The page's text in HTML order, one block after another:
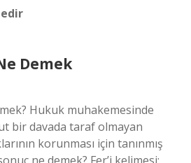
Demek
Hukuk muhakemesinde
bir davada taraf olmayan
korunması için tanınmış